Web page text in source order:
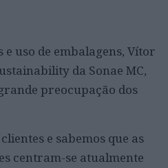
uso de embalagens, Vítor
da Sonae MC,
preocupação dos
e sabemos que as
centram-se atualmente